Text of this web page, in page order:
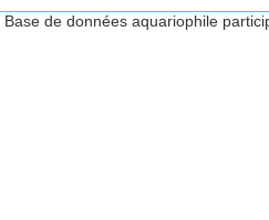
de données aquariophile